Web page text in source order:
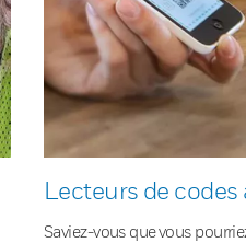
Lecteurs de codes
Saviez-vous que vous